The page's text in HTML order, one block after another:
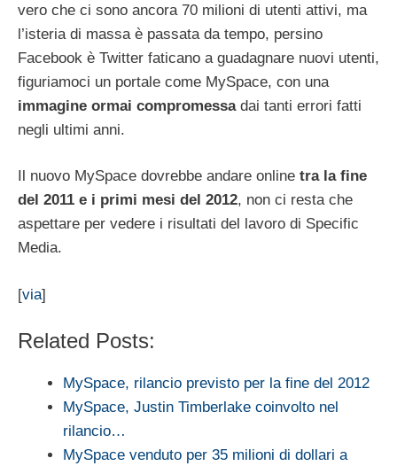
vero che ci sono ancora 70 milioni di utenti attivi, ma
l’isteria di massa è passata da tempo, persino
Facebook è Twitter faticano a guadagnare nuovi utenti,
figuriamoci un portale come MySpace, con una
immagine ormai compromessadai tanti errori fatti
negli ultimi anni.
Il nuovo MySpace dovrebbe andare online tra la fine
del 2011 e i primi mesi del 2012, non ci resta che
aspettare per vedere i risultati del lavoro di Specific
Media.
[via]
Related Posts:
MySpace, rilancio previsto per la fine del 2012
MySpace, Justin Timberlake coinvolto nel
rilancio…
MySpace venduto per 35 milioni di dollari a